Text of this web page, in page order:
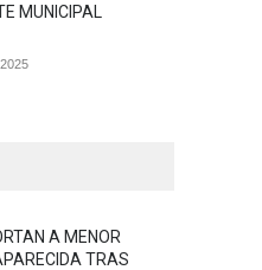
MUNICIPAL
A MENOR
TRAS